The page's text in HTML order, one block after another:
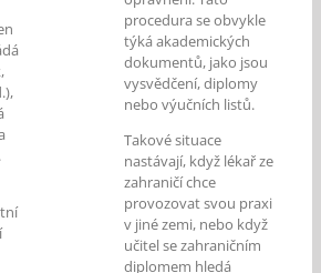
procedura se obvykle
týká akademických
dokumentů, jako jsou
vysvědčení, diplomy
nebo výučních listů.
Takové situace
nastávají, když lékař ze
zahraničí chce
provozovat svou praxi
v jiné zemi, nebo když
učitel se zahraničním
diplomem hledá